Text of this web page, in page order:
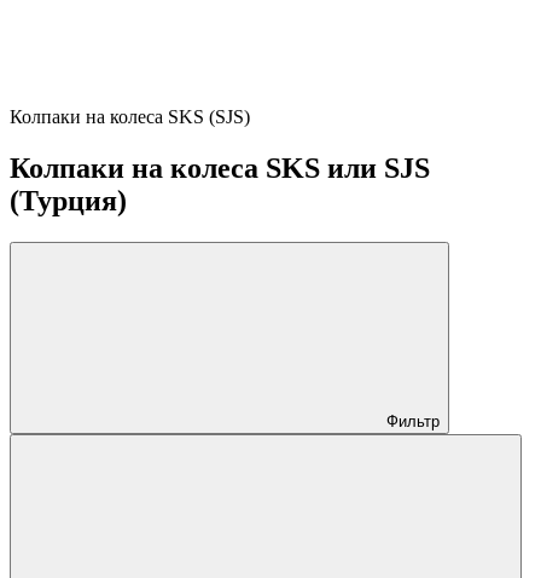
Колпаки на колеса SKS (SJS)
Колпаки на колеса SKS или SJS
(Турция)
Фильтр